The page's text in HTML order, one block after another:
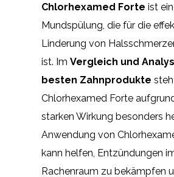
Chlorhexamed Forte ist
Mundspülung, die für die
Linderung von
ist. Im Vergleich und
besten Zahnprodukte
Chlorhexamed Forte
starken Wirkung besonders
Anwendung von
kann helfen, Entzündungen
Rachenraum zu bekämpfen